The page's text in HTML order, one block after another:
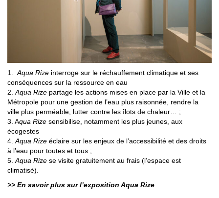
1. Aqua Rize interroge sur le réchauffement climatique et ses
conséquences sur la ressource en eau
2. Aqua Rize partage les actions mises en place par la Ville et la
Métropole pour une gestion de l’eau plus raisonnée, rendre la
ville plus perméable, lutter contre les îlots de chaleur… ;
3. Aqua Rize sensibilise, notamment les plus jeunes, aux
écogestes
4. Aqua Rize éclaire sur les enjeux de l’accessibilité et des droits
à l’eau pour toutes et tous ;
5. Aqua Rize se visite gratuitement au frais (l’espace est
climatisé).
>> En savoir plus sur l’exposition Aqua Rize